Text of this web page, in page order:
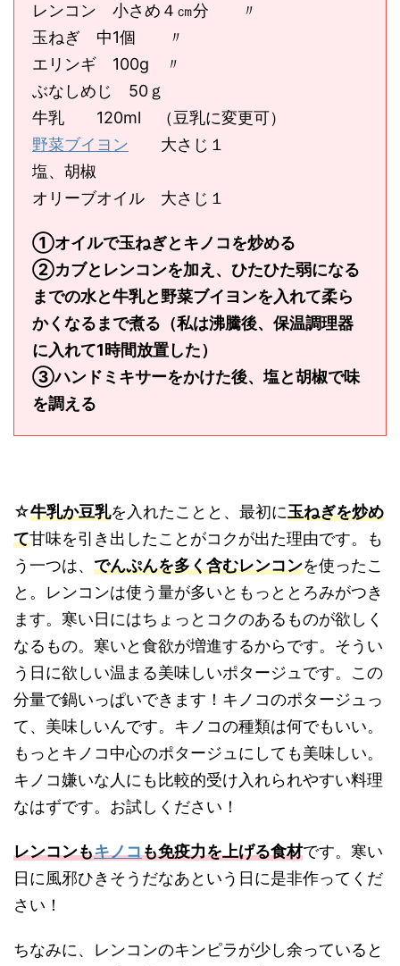
レンコン 小さめ４㎝分 〃
玉ねぎ 中1個 〃
エリンギ 100g 〃
ぶなしめじ 50ｇ
牛乳 120ml （豆乳に変更可）
野菜ブイヨン 大さじ１
塩、胡椒
オリーブオイル 大さじ１
①オイルで玉ねぎとキノコを炒める
②カブとレンコンを加え、ひたひた弱になる
までの水と牛乳と野菜ブイヨンを入れて柔ら
かくなるまで煮る（私は沸騰後、保温調理器
に入れて1時間放置した）
③ハンドミキサーをかけた後、塩と胡椒で味
を調える
☆牛乳か豆乳を入れたことと、最初に玉ねぎを炒め
て甘味を引き出したことがコクが出た理由です。も
う一つは、 でんぷんを多く含むレンコンを使ったこ
と。レンコンは使う量が多いともっととろみがつき
ます。寒い日にはちょっとコクのあるものが欲しく
なるもの。寒いと食欲が増進するからです。そうい
う日に欲しい温まる美味しいポタージュです。この
分量で鍋いっぱいできます！キノコのポタージュっ
て、美味しいんです。キノコの種類は何でもいい。
もっとキノコ中心のポタージュにしても美味しい。
キノコ嫌いな人にも比較的受け入れられやすい料理
なはずです。お試しください！
レンコンもキノコも免疫力を上げる食材です。寒い
日に風邪ひきそうだなあという日に是非作ってくだ
さい！
ちなみに、レンコンのキンピラが少し余っていると